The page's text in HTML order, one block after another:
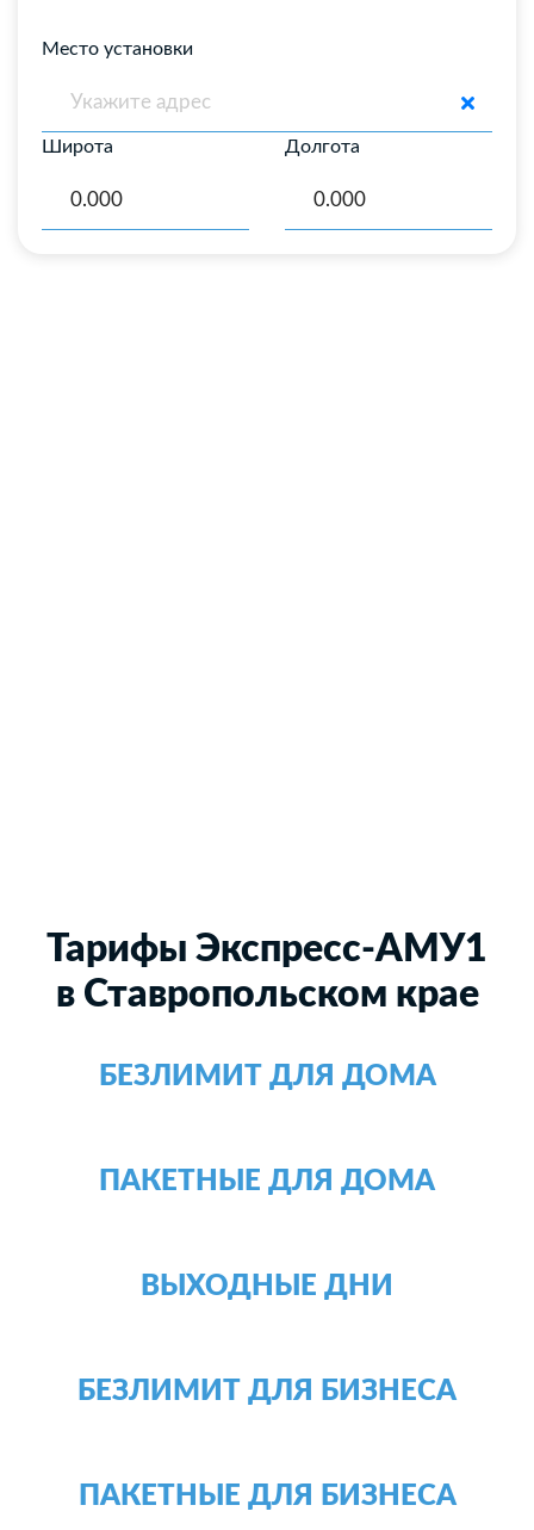
Место установки
Широта Долгота
Тарифы Экспресс-АМУ1
в Ставропольском крае
БЕЗЛИМИТ ДЛЯ ДОМА
ПАКЕТНЫЕ ДЛЯ ДОМА
ВЫХОДНЫЕ ДНИ
БЕЗЛИМИТ ДЛЯ БИЗНЕСА
ПАКЕТНЫЕ ДЛЯ БИЗНЕСА